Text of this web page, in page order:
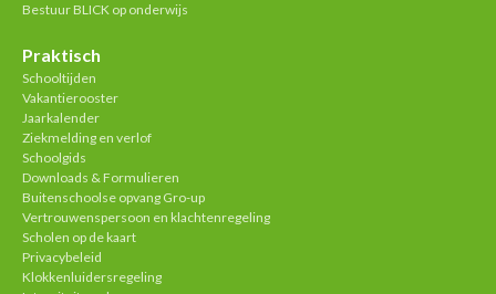
Bestuur BLICK op onderwijs
Praktisch
Schooltijden
Vakantierooster
Jaarkalender
Ziekmelding en verlof
Schoolgids
Downloads & Formulieren
Buitenschoolse opvang Gro-up
Vertrouwenspersoon en klachtenregeling
Scholen op de kaart
Privacybeleid
Klokkenluidersregeling